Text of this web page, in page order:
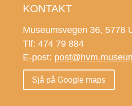
KONTAKT
Museumsvegen 36, 5778
Tlf: 474 79 884
E-post:
Sjå på Google maps